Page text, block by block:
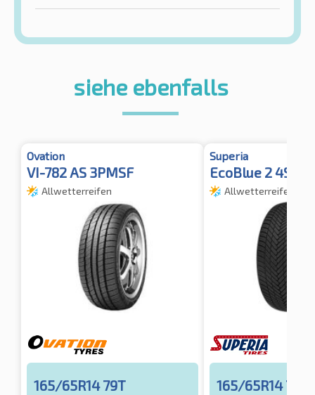
siehe ebenfalls
Ovation
VI-782 AS 3PMSF
Allwetterreifen
165/65R14 79T
Superia
EcoBlue 2 4S
Allwetterreifen
165/65R14 79T